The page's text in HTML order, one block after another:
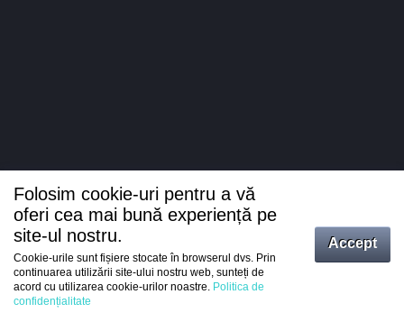
Intrați
Folosim cookie-uri pentru a vă
oferi cea mai bună experiență pe
site-ul nostru.
Cookie-urile sunt fișiere stocate în browserul dvs. Prin
continuarea utilizării site-ului nostru web, sunteți de
acord cu utilizarea cookie-urilor noastre. Politica de
confidențialitate
Accept